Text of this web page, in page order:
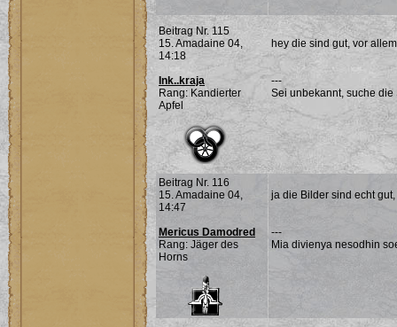
Beitrag Nr. 115
15. Amadaine 04,
14:18
Ink..kraja
Rang: Kandierter
Apfel
hey die sind gut, vor
---
Sei unbekannt, suche die
Beitrag Nr. 116
15. Amadaine 04,
14:47
Mericus Damodred
Rang: Jäger des
Horns
ja die Bilder sind echt
---
Mia divienya nesodhin